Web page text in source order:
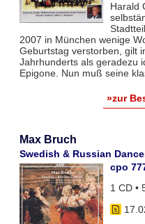
Harald
2007 in München wenige
Geburtstag verstorben, gilt
Jahrhunderts als geradezu
Epigone. Nun muß seine
»zur
Max Bruch
Swedish & Russian
cpo
1 CD •